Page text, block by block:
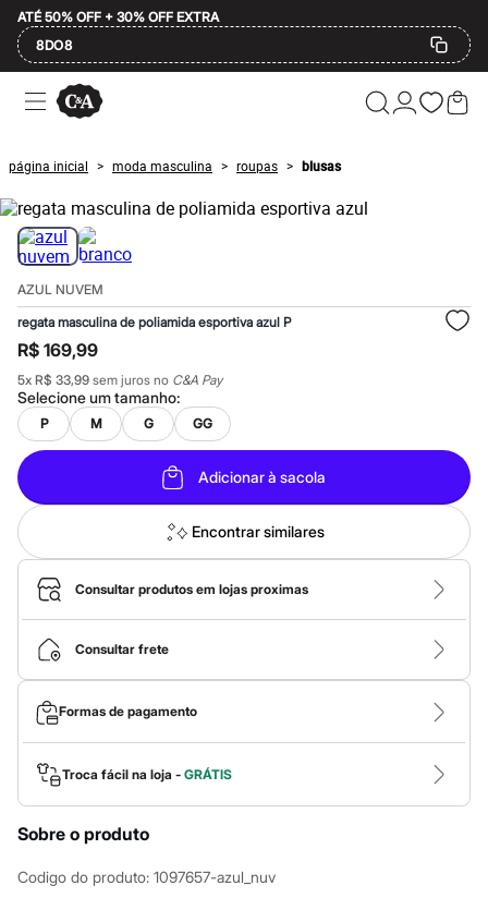
ATÉ 50% OFF + 30% OFF EXTRA
8DO8
Ofertas
Compre por Departamento
Masculino
Infantil
Calçados
Plus Size
2 calçados por R$189
2 peças por R$199
3 itens de beleza por R$129
Até 20% off
Até 40% off
Até 60% off
A partir de 60% off
Feminino
Em alta
Inverno
Alfaiataria
Novidades
Roupas
Blusas e Camisetas
Básicos
Calças
Casacos e Jaquetas
Jeans
Macacões
Shorts e Bermudas
Vestidos
Acessórios
Bolsas
Bonés e Chapéus
Bijoux
Cintos
Óculos
Relógios
Calçados
Botas
Chinelos
Rasteirinhas
página inicial > moda masculina > roupas > blusas
AZUL NUVEM
regata masculina de poliamida esportiva azul P
R$ 169,99
5x R$ 33,99 sem juros no C&A Pay
Selecione umtamanho:
P M G GG
Adicionar à sacola
Encontrar similares
Consultar produtos em lojas proximas
Consultar frete
Formas de pagamento
Troca fácil na loja - GRÁTIS
Sobre o produto
Codigo do produto: 1097657-azul_nuv